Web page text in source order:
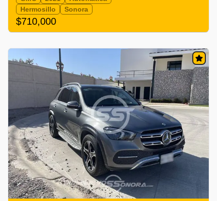
Hermosillo
Sonora
$710,000